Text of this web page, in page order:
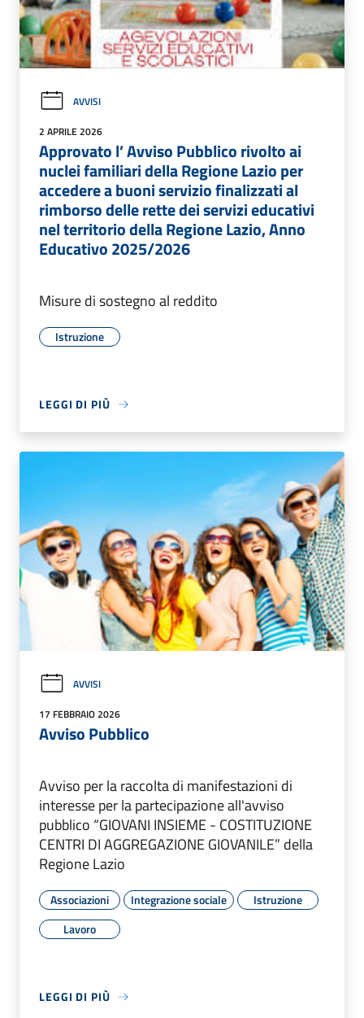
AVVISI
2 APRILE 2026
Approvato l’ Avviso Pubblico rivolto ai
nuclei familiari della Regione Lazio per
accedere a buoni servizio finalizzati al
rimborso delle rette dei servizi educativi
nel territorio della Regione Lazio, Anno
Educativo 2025/2026
Misure di sostegno al reddito
Istruzione
LEGGI DI PIÙ
AVVISI
17 FEBBRAIO 2026
Avviso Pubblico
Avviso per la raccolta di manifestazioni di
interesse per la partecipazione all'avviso
pubblico “GIOVANI INSIEME - COSTITUZIONE
CENTRI DI AGGREGAZIONE GIOVANILE” della
Regione Lazio
Associazioni Integrazione sociale
Istruzione
Lavoro
LEGGI DI PIÙ